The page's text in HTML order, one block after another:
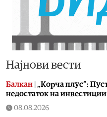
Најнови вести
Балкан „Корча плус“:
недостаток на
08.08.2026